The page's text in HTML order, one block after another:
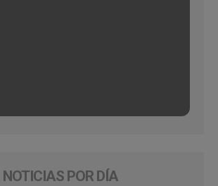
NOTICIAS POR DÍA